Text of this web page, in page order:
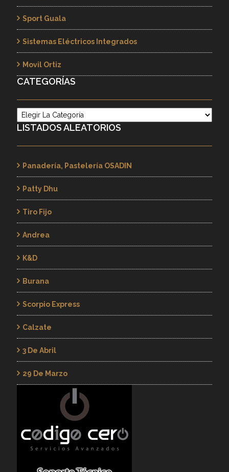
Sport Guala
Sistemas Eléctricos Integrados
Movil Ortiz
CATEGORÍAS
Categorías
LISTADOS ALEATORIOS
Panadería, Pastelería OSADIN
Patty Dhu
Tiro Fijo
Andrea
K&d
Burana
Scorpio Express
Calzate
3 De Abril
29 De Marzo